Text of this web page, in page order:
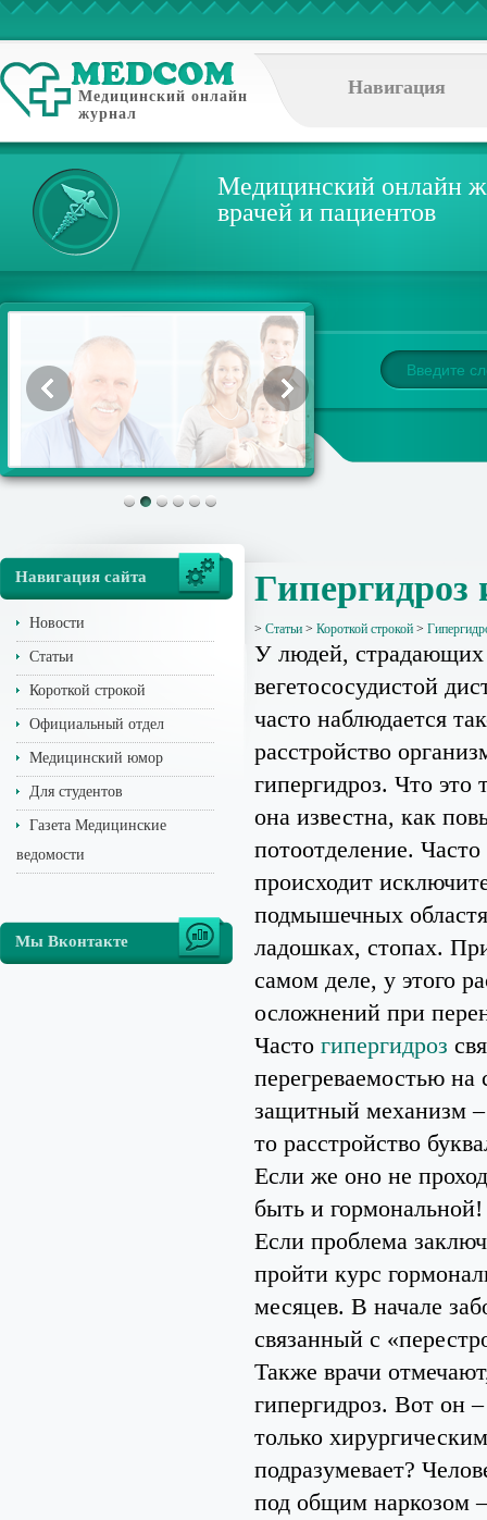
Медицинский онлайн
журнал
Навигация
Медицинский онлайн
врачей и пациентов
Навигация сайта
Новости
Статьи
Короткой строкой
Официальный отдел
Медицинский юмор
Для студентов
Газета Медицинские
ведомости
Мы Вконтакте
Гипергидроз
> Статьи > Короткой строкой >
У людей, страдающих
вегетососудистой
часто наблюдается
расстройство
гипергидроз. Что это
она известна, как
потоотделение.
происходит
подмышечных
ладошках, стопах.
самом деле, у этого
осложнений при
Часто гипергидроз
перегреваемостью
защитный механизм
то расстройство
Если же оно не
быть и гормональной!
Если проблема
пройти курс
месяцев. В начале
связанный с
Также врачи
гипергидроз. Вот он
только
подразумевает?
под общим наркозом